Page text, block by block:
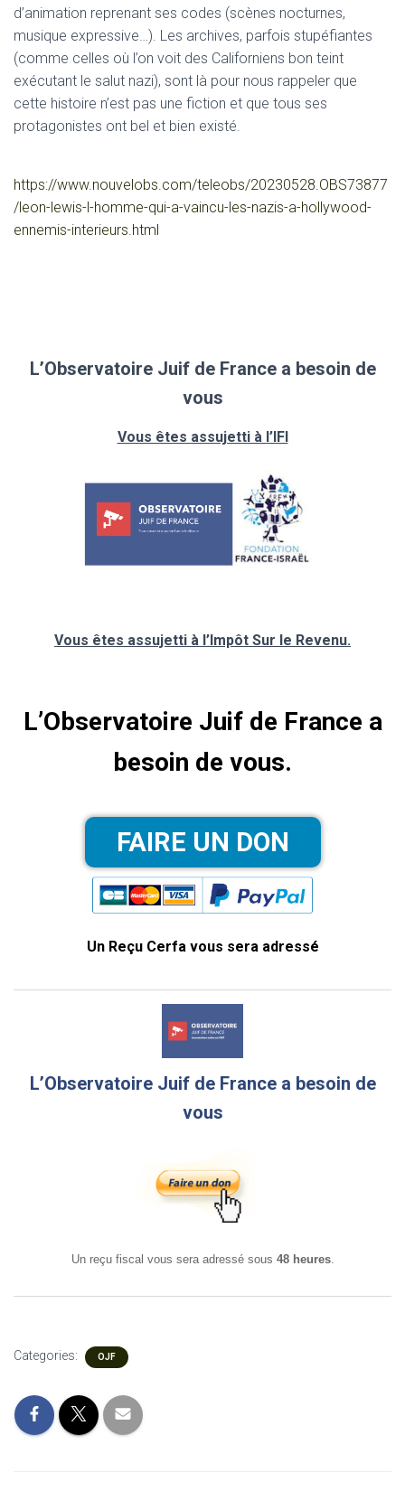
d’animation reprenant ses codes (scènes nocturnes,
musique expressive…). Les archives, parfois stupéfiantes
(comme celles où l’on voit des Californiens bon teint
exécutant le salut nazi), sont là pour nous rappeler que
cette histoire n’est pas une fiction et que tous ses
protagonistes ont bel et bien existé.
https://www.nouvelobs.com/teleobs/20230528.OBS73877
/leon-lewis-l-homme-qui-a-vaincu-les-nazis-a-hollywood-
ennemis-interieurs.html
L’Observatoire Juif de France a besoin de
vous
Vous êtes assujetti à l’IFI
Vous êtes assujetti à l’Impôt Sur le Revenu.
L’Observatoire Juif de France a
besoin de vous.
Un Reçu Cerfa vous sera adressé
L’Observatoire Juif de France a besoin de
vous
Un reçu fiscal vous sera adressé sous 48 heures.
Categories: OJF